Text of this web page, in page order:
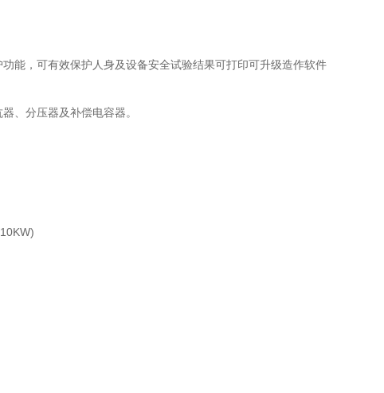
能，可有效保护人身及设备安全试验结果可打印可升级造作软件
、分压器及补偿电容器。